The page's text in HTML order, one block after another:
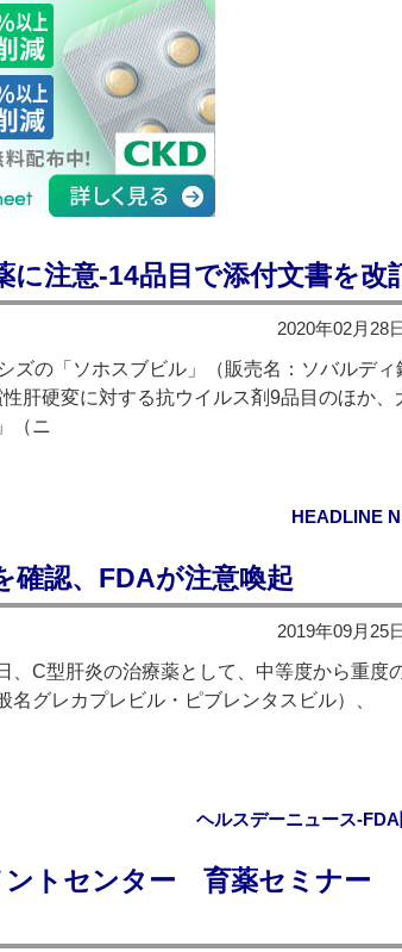
に注意‐14品目で添付文書を改
2020年02月28
の「ソホスブビル」（販売名：ソバルディ
肝硬変に対する抗ウイルス剤9品目のほか、
（ニ
HEADLINE
確認、FDAが注意喚起
2019年09月25
C型肝炎の治療薬として、中等度から重度
グレカプレビル・ピブレンタスビル）、
ヘルスデーニュース‐FDA
ントセンター 育薬セミナー